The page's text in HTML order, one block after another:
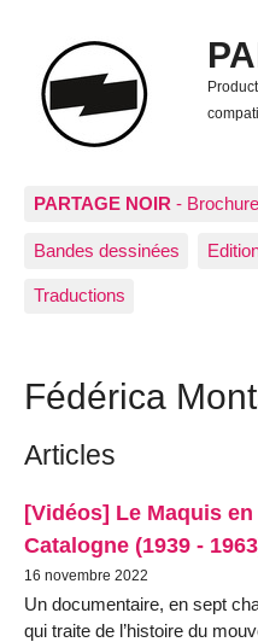
PARTAGE NOIR -
Bandes dessinées
Traductions
Fédérica
Articles
[Vidéos] Le Maquis en
Catalogne (1939 -
16 novembre 2022
Un documentaire, en sept
qui traite de l’histoire du